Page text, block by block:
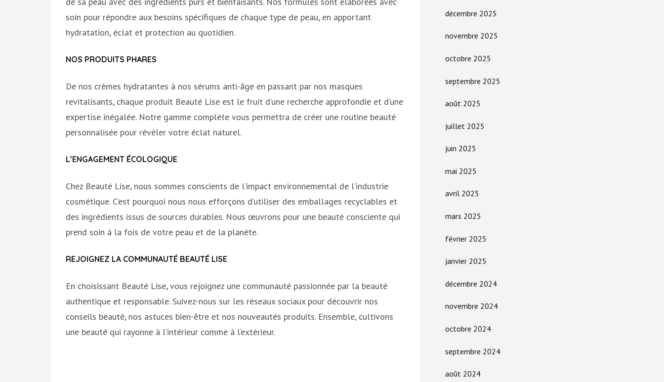
soin pour répondre aux besoins spécifiques de chaque type de peau, en apportant
hydratation, éclat et protection au quotidien.
NOS PRODUITS PHARES
De nos crèmes hydratantes à nos sérums anti-âge en passant par nos masques
revitalisants, chaque produit Beauté Lise est le fruit d’une recherche approfondie et d’une
expertise inégalée. Notre gamme complète vous permettra de créer une routine beauté
personnalisée pour révéler votre éclat naturel.
L’ENGAGEMENT ÉCOLOGIQUE
Chez Beauté Lise, nous sommes conscients de l’impact environnemental de l’industrie
cosmétique. C’est pourquoi nous nous efforçons d’utiliser des emballages recyclables et
des ingrédients issus de sources durables. Nous œuvrons pour une beauté consciente qui
prend soin à la fois de votre peau et de la planète.
REJOIGNEZ LA COMMUNAUTÉ BEAUTÉ LISE
En choisissant Beauté Lise, vous rejoignez une communauté passionnée par la beauté
authentique et responsable. Suivez-nous sur les réseaux sociaux pour découvrir nos
conseils beauté, nos astuces bien-être et nos nouveautés produits. Ensemble, cultivons
une beauté qui rayonne à l’intérieur comme à l’extérieur.
décembre 2025
novembre 2025
octobre 2025
septembre 2025
août 2025
juillet 2025
juin 2025
mai 2025
avril 2025
mars 2025
février 2025
janvier 2025
décembre 2024
novembre 2024
octobre 2024
septembre 2024
août 2024